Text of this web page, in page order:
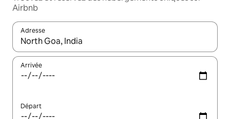
Airbnb
Adresse
Lorsque les résultats s'affichent, utilisez les flèches vers le
Arrivée
Départ